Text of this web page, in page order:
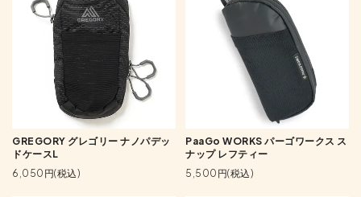
GREGORY グレゴリー ナノパデッ
ドケースL
6,050円(税込)
PaaGo WORKS パーゴワークス ス
ナップ レフティー
5,500円(税込)